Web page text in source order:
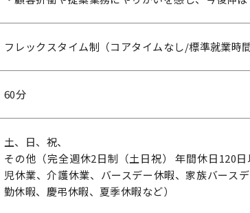
フレックスタイム制（コアタイムなし/標準就業時間
60分
土、日、祝、
その他（完全週休2日制（土日祝） 年間休日120
児休業、介護休業、バースデー休暇、家族バース
勤休暇、慶弔休暇、夏季休暇など）